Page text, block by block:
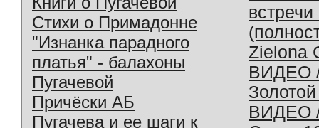
Стихи о Примадонне
"Изнанка парадного
платья" - балахоны
Пугачевой
Причёски АБ
Пугачева и ее шаги к
Zielona
ВИДЕО
ВИДЕО